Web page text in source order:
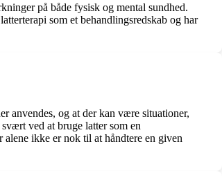
på både fysisk og mental sundhed.
som et behandlingsredskab og har
anvendes, og at der kan være situationer,
ved at bruge latter som en
ikke er nok til at håndtere en given